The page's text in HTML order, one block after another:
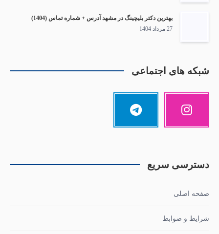
بهترین دکتر بلیچینگ در مشهد آدرس + شماره تماس (1404)
27 مرداد 1404
شبکه های اجتماعی
دسترسی سریع
صفحه اصلی
شرایط و ضوابط